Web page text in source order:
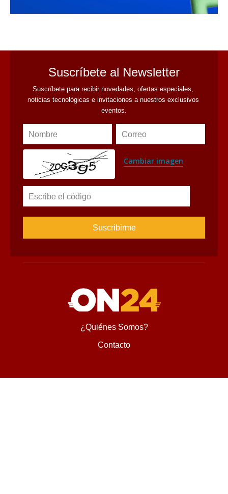
Suscríbete al Newsletter
Suscríbete para recibir novedades, ofertas especiales,
noticias tecnológicas e invitaciones a nuestros exclusivos
eventos.
Nombre Correo
Cambiar imagen
Escribe el código
¿Quiénes Somos?
Contacto